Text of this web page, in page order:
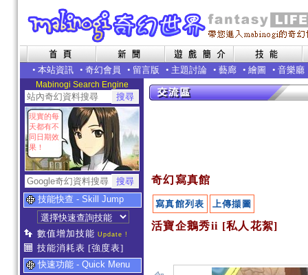
• 本站資訊 • 奇幻會員 • 留言版 • 主題討論 • 藝廊 • 繪圖 • 音樂廳
Mabinogi Search Engine
現實的每
天都有不
同日期效
果！
技能快查 - Skill Jump
數值增加技能 Update !
技能消耗表 [強度表]
快速功能 - Quick Menu
奇幻寫真館
寫真館列表 上傳擷圖
活寶企鵝秀ii [私人花絮]